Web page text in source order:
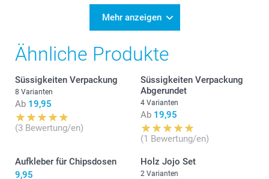
Mehr anzeigen
Ähnliche Produkte
Süssigkeiten Verpackung
8 Varianten
Ab 19,95
(3 Bewertung/en)
Süssigkeiten Verpackung
Abgerundet
4 Varianten
Ab 19,95
(1 Bewertung/en)
Aufkleber für Chipsdosen
9,95
Holz Jojo Set
2 Varianten